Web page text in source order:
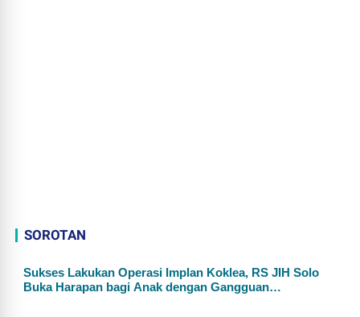
SOROTAN
Sukses Lakukan Operasi Implan Koklea, RS JIH Solo
Buka Harapan bagi Anak dengan Gangguan